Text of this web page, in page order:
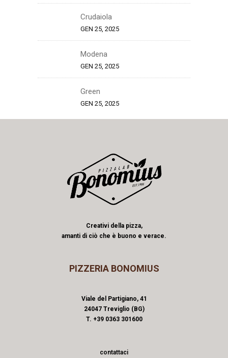
Crudaiola
GEN 25, 2025
Modena
GEN 25, 2025
Green
GEN 25, 2025
Creativi della pizza,
amanti di ciò che è buono e verace.
PIZZERIA BONOMIUS
Viale del Partigiano, 41
24047 Treviglio (BG)
T. +39 0363 301600
contattaci